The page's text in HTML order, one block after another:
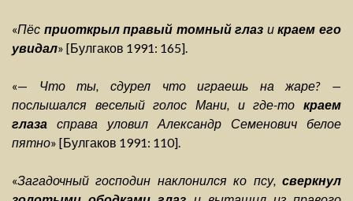
«Пёс приоткрыл правый томный глаз икраем его
увидал» [Булгаков 1991: 165].
«— Что ты, сдурел что играешь на жаре? —
послышался веселый голос Мани, и где-то краем
глаза справа уловил Александр Семенович белое
пятно» [Булгаков 1991: 110].
«Загадочный господин наклонился ко псу, сверкнул